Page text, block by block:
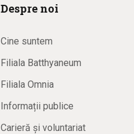
Despre noi
Cine suntem
Filiala Batthyaneum
Filiala Omnia
Informații publice
Carieră și voluntariat